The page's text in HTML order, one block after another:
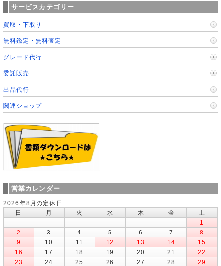
サービスカテゴリー
買取・下取り
無料鑑定・無料査定
グレード代行
委託販売
出品代行
関連ショップ
営業カレンダー
2026年8月の定休日
日
月 火 水 木 金
土
1
2
3 4 5 6 7
8
9
10 11 12 13 14
15
16
17 18 19 20 21
22
23
24 25 26 27 28
29